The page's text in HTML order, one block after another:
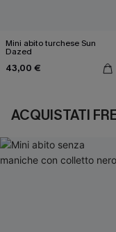
Mini abito turchese Sun
Dazed
43,00 €
ACQUISTATI